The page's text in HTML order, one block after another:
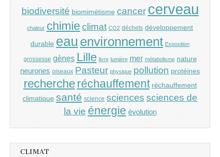
biodiversité biomimétisme cancer cerveau
chaleur chimieclimat CO2 déchets développement
durable eau environnement Exposition
grossesse gènes Lille livre lumière mer métabolisme nature
neurones oiseaux Pasteur physique pollution protéines
recherche réchauffement réchauffement
climatique santé science sciences sciences de
la vie énergie évolution
CLIMAT